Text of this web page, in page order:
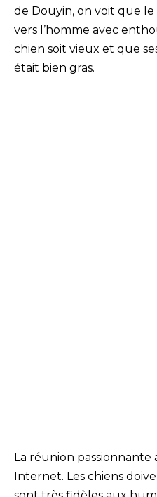
de Douyin, on voit que
vers l’homme avec
chien soit vieux et que
était bien gras.
La réunion
Internet. Les chiens